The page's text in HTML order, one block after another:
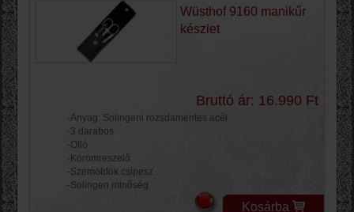
Wüsthof 9160 manikűr
készlet
Bruttó ár: 16.990 Ft
-Anyag: Solingeni rozsdamentes acél
-3 darabos
-Olló
-Körömreszelő
-Szemöldök csipesz
-Solingen minőség
Kosárba